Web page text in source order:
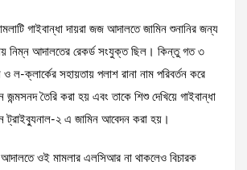
গাইবান্ধা দায়রা জজ আদালতে জামিন শুনানির জন্য
নিম্ন আদালতের রেকর্ড সংযুক্ত ছিল। কিন্তু গত ৩
ক্লার্কের সহায়তায় পলাশ রানা নাম পরিবর্তন করে
জন্মসনদ তৈরি করা হয় এবং তাকে শিশু দেখিয়ে গাইবান্ধা
ট্রাইব্যুনাল-২ এ জামিন আবেদন করা হয়।
ওই মামলার এলসিআর না থাকলেও বিচারক